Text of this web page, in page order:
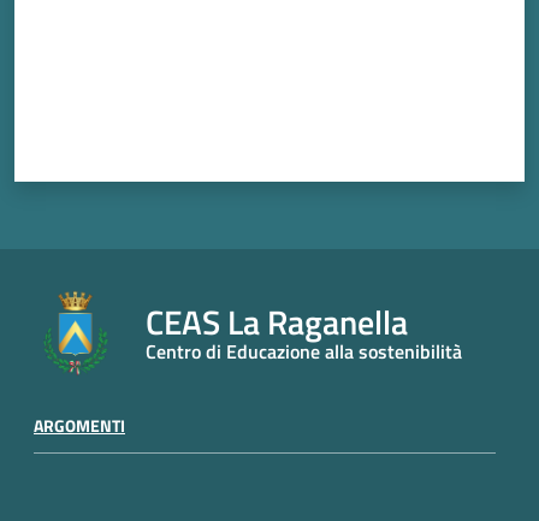
CEAS La Raganella
Centro di Educazione alla sostenibilità
ARGOMENTI